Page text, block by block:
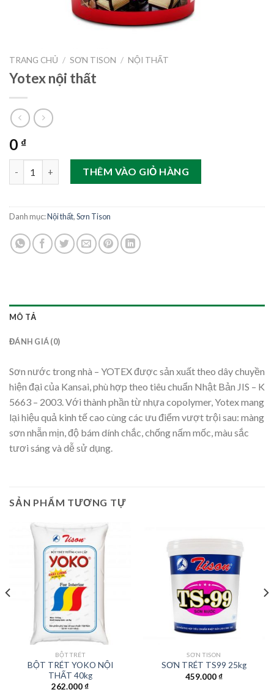
TRANG CHỦ / SƠN TISON / NỘI THẤT
Yotex nội thất
0 ₫
Yotex nội thất số lượngTHÊM VÀO GIỎ HÀNG
Danh mục:Nội thất,Sơn Tison
MÔ TẢ
ĐÁNH GIÁ (0)
Sơn nước trong nhà – YOTEX được sản xuất theo dây chuyền
hiện đại của Kansai, phù hợp theo tiêu chuẩn Nhật Bản JIS – K
5663 – 2003. Với thành phần từ nhựa copolymer, Yotex mang
lại hiệu quả kinh tế cao cùng các ưu điểm vượt trội sau: màng
sơn nhẵn mịn, độ bám dính chắc, chống nấm mốc, màu sắc
tươi sáng và dễ sử dụng.
SẢN PHẨM TƯƠNG TỰ
BỘT TRÉT
BỘT TRÉT YOKO NỘI
THẤT 40kg
262.000₫
SƠN TISON
SƠN TRÉT TS99 25kg
459.000₫